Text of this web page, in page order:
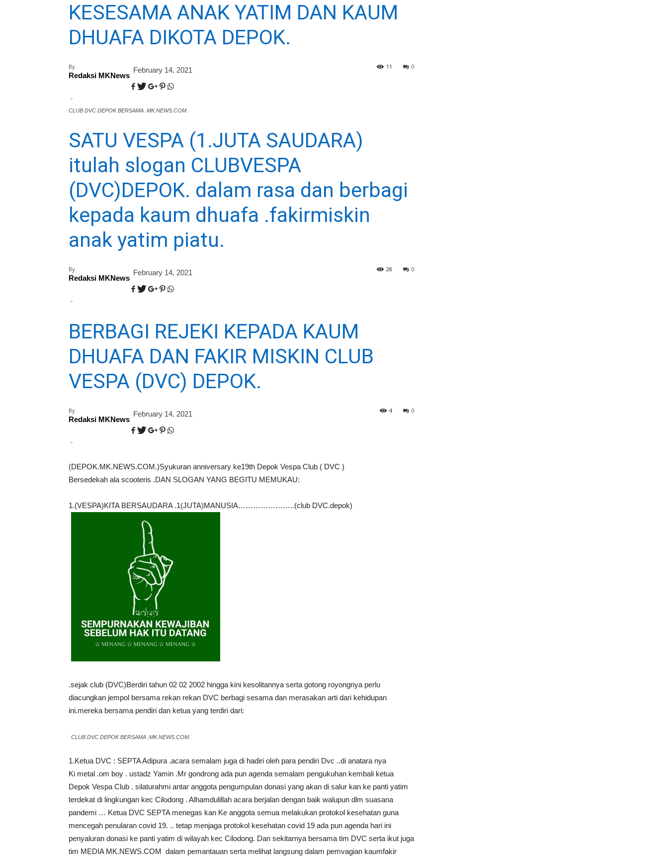
KESESAMA ANAK YATIM DAN KAUM
DHUAFA DIKOTA DEPOK.
By
Redaksi MKNews
–
February 14, 2021 0
11
CLUB DVC DEPOK BERSAMA .MK.NEWS.COM.
SATU VESPA (1.JUTA SAUDARA)
itulah slogan CLUBVESPA
(DVC)DEPOK. dalam rasa dan berbagi
kepada kaum dhuafa .fakirmiskin
anak yatim piatu.
By
Redaksi MKNews
–
February 14, 2021 0
28
BERBAGI REJEKI KEPADA KAUM
DHUAFA DAN FAKIR MISKIN CLUB
VESPA (DVC) DEPOK.
By
Redaksi MKNews
–
February 14, 2021 0
4
(DEPOK.MK.NEWS.COM.)Syukuran anniversary ke19th Depok Vespa Club ( DVC )
Bersedekah ala scooteris .DAN SLOGAN YANG BEGITU MEMUKAU:
1.(VESPA)KITA BERSAUDARA .1(JUTA)MANUSIA…………………..(club DVC.depok)
.sejak club (DVC)Berdiri tahun 02 02 2002 hingga kini kesolitannya serta gotong royongnya perlu
diacungkan jempol bersama rekan rekan DVC berbagi sesama dan merasakan arti dari kehidupan
ini.mereka bersama pendiri dan ketua yang terdiri dari:
CLUB DVC DEPOK BERSAMA .MK.NEWS.COM.
1.Ketua DVC : SEPTA Adipura .acara semalam juga di hadiri oleh para pendiri Dvc ..di anatara nya
Ki metal .om boy . ustadz Yamin .Mr gondrong ada pun agenda semalam pengukuhan kembali ketua
Depok Vespa Club . silaturahmi antar anggota pengumpulan donasi yang akan di salur kan ke panti yatim
terdekat di lingkungan kec Cilodong . Alhamdulillah acara berjalan dengan baik walupun dlm suasana
pandemi … Ketua DVC SEPTA menegas kan Ke anggota semua melakukan protokol kesehatan guna
mencegah penularan covid 19. .. tetap menjaga protokol kesehatan covid 19 ada pun agenda hari ini
penyaluran donasi ke panti yatim di wilayah kec Cilodong. Dan sekitarnya bersama tim DVC serta ikut juga
tim MEDIA MK.NEWS.COM dalam pemantauan serta melihat langsung dalam pemvagian kaumfakir